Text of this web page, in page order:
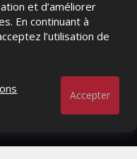
et d’améliorer
En continuant à
l’utilisation de
Accepter